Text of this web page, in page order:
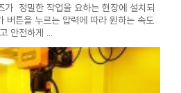
가 정밀한 작업을 요하는 현장에 설치되
버튼을 누르는 압력에 따라 원하는 속도
안전하게 …